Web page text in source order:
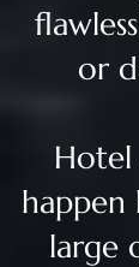
or
Hotel
happen
large